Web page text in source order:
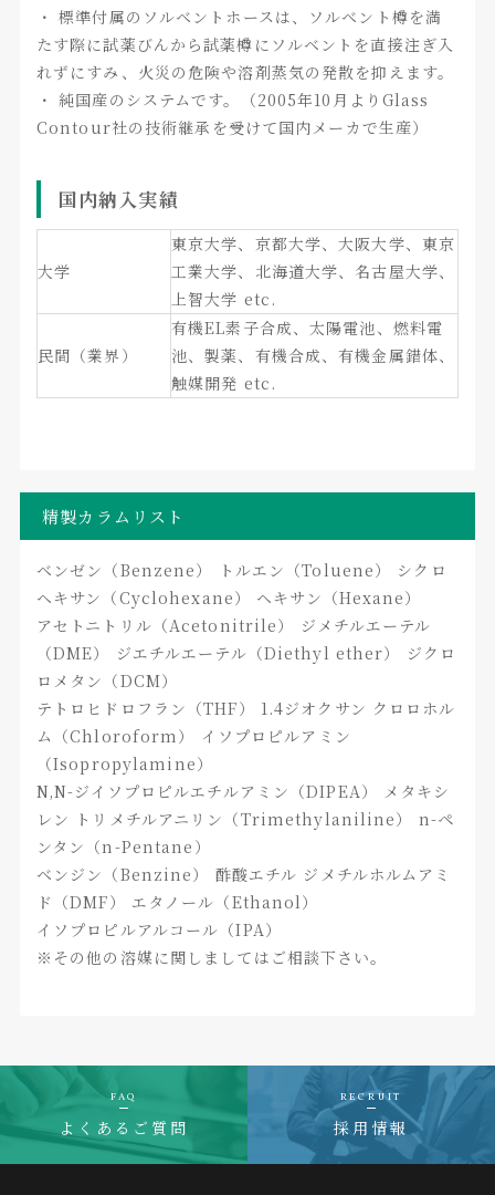
・ 標準付属のソルベントホースは、ソルベント樽を満
たす際に試薬びんから試薬樽にソルベントを直接注ぎ入
れずにすみ、火災の危険や溶剤蒸気の発散を抑えます。
・ 純国産のシステムです。（2005年10月よりGlass
Contour社の技術継承を受けて国内メーカで生産）
国内納入実績
大学
東京大学、京都大学、大阪大学、東京
工業大学、北海道大学、名古屋大学、
上智大学 etc.
民間（業界）
有機EL素子合成、太陽電池、燃料電
池、製薬、有機合成、有機金属錯体、
触媒開発 etc.
精製カラムリスト
ベンゼン（Benzene） トルエン（Toluene） シクロ
ヘキサン（Cyclohexane） ヘキサン（Hexane）
アセトニトリル（Acetonitrile） ジメチルエーテル
（DME） ジエチルエーテル（Diethyl ether） ジクロ
ロメタン（DCM）
テトロヒドロフラン（THF） 1.4ジオクサン クロロホル
ム（Chloroform） イソプロピルアミン
（Isopropylamine）
N,N-ジイソプロピルエチルアミン（DIPEA） メタキシ
レン トリメチルアニリン（Trimethylaniline） n-ペ
ンタン（n-Pentane）
ベンジン（Benzine） 酢酸エチル ジメチルホルムアミ
ド（DMF） エタノール（Ethanol）
イソプロピルアルコール（IPA）
※その他の溶媒に関しましてはご相談下さい。
FAQ
よくあるご質問
RECRUIT
採用情報